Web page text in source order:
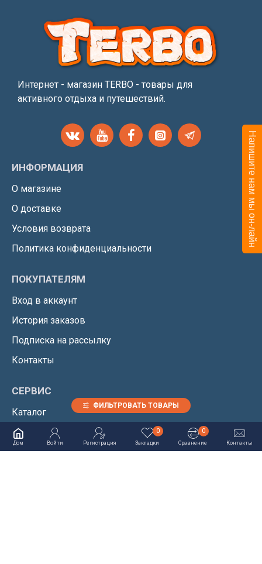
Интернет - магазин TERBO - товары для
активного отдыха и путешествий.
ИНФОРМАЦИЯ
О магазине
О доставке
Условия возврата
Политика конфиденциальности
ПОКУПАТЕЛЯМ
Вход в аккаунт
История заказов
Подписка на рассылку
Контакты
СЕРВИС
Каталог
Карта сайта
Возврат товара
Дом Войти Регистрация Закладки
0
Сравнение
0
Контакты
ФИЛЬТРОВАТЬ ТОВАРЫ
Напишите нам мы он-лайн